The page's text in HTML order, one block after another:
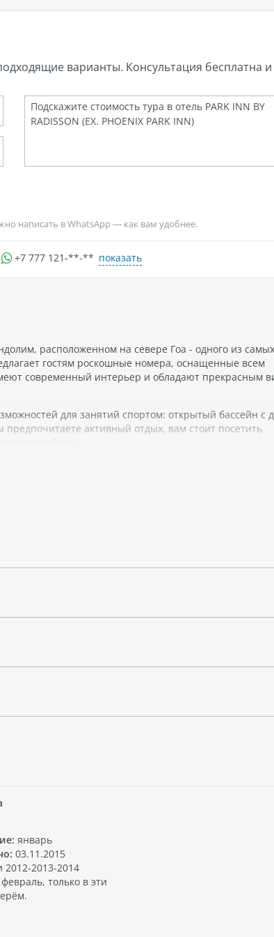
варианты. Консультация бесплатна и
написать в WhatsApp — как вам удобнее.
+7 777 121-**-** показать
расположенном на севере Гоа - одного из самых
гостям роскошные номера, оснащенные всем
современный интерьер и обладают прекрасным
для занятий спортом: открытый бассейн с
активный отдых, вам стоит посетить
районы.
возможность организации деловых мероприятий и
январь
03.11.2015
2012-2013-2014
только в эти